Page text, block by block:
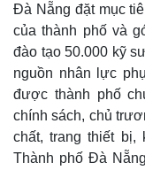
Đà Nẵng đặt mục
của thành phố và
đào tạo 50.000 kỹ
nguồn nhân lực
được thành phố
chính sách, chủ
chất, trang thiết
Thành phố Đà